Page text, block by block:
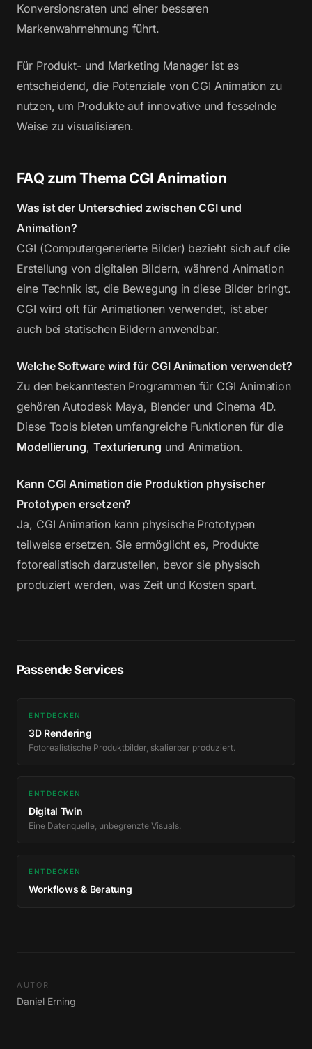
Konversionsraten und einer besseren
Markenwahrnehmung führt.
Für Produkt- und Marketing Manager ist es
entscheidend, die Potenziale von CGI Animation zu
nutzen, um Produkte auf innovative und fesselnde
Weise zu visualisieren.
FAQ zum Thema CGI Animation
Was ist der Unterschied zwischen CGI und
Animation?
CGI (Computergenerierte Bilder) bezieht sich auf die
Erstellung von digitalen Bildern, während Animation
eine Technik ist, die Bewegung in diese Bilder bringt.
CGI wird oft für Animationen verwendet, ist aber
auch bei statischen Bildern anwendbar.
Welche Software wird für CGI Animation verwendet?
Zu den bekanntesten Programmen für CGI Animation
gehören Autodesk Maya, Blender und Cinema 4D.
Diese Tools bieten umfangreiche Funktionen für die
Modellierung, Texturierung und Animation.
Kann CGI Animation die Produktion physischer
Prototypen ersetzen?
Ja, CGI Animation kann physische Prototypen
teilweise ersetzen. Sie ermöglicht es, Produkte
fotorealistisch darzustellen, bevor sie physisch
produziert werden, was Zeit und Kosten spart.
Passende Services
ENTDECKEN
3D Rendering
Fotorealistische Produktbilder, skalierbar produziert.
ENTDECKEN
Digital Twin
Eine Datenquelle, unbegrenzte Visuals.
ENTDECKEN
Workflows & Beratung
AUTOR
Daniel Erning